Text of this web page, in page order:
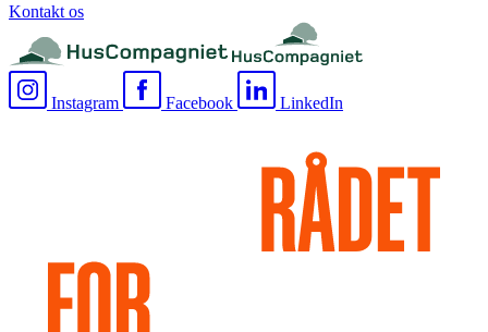
Kontakt os
Instagram Facebook LinkedIn